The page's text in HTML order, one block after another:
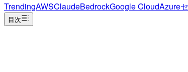
TrendingAWSClaudeBedrockGoogle CloudAzure
目次